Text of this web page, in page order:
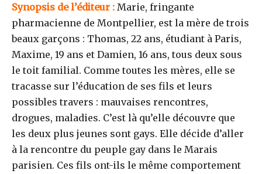
Synopsis de l’éditeur : Marie, fringante
pharmacienne de Montpellier, est la mère de trois
beaux garçons : Thomas, 22 ans, étudiant à Paris,
Maxime, 19 ans et Damien, 16 ans, tous deux sous
le toit familial. Comme toutes les mères, elle se
tracasse sur l’éducation de ses fils et leurs
possibles travers : mauvaises rencontres,
drogues, maladies. C’est là qu’elle découvre que
les deux plus jeunes sont gays. Elle décide d’aller
à la rencontre du peuple gay dans le Marais
parisien. Ces fils ont-ils le même comportement